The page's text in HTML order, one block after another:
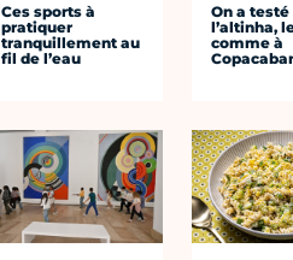
Ces sports à
pratiquer
tranquillement au
fil de l’eau
On a testé
l’altinha,
comme à